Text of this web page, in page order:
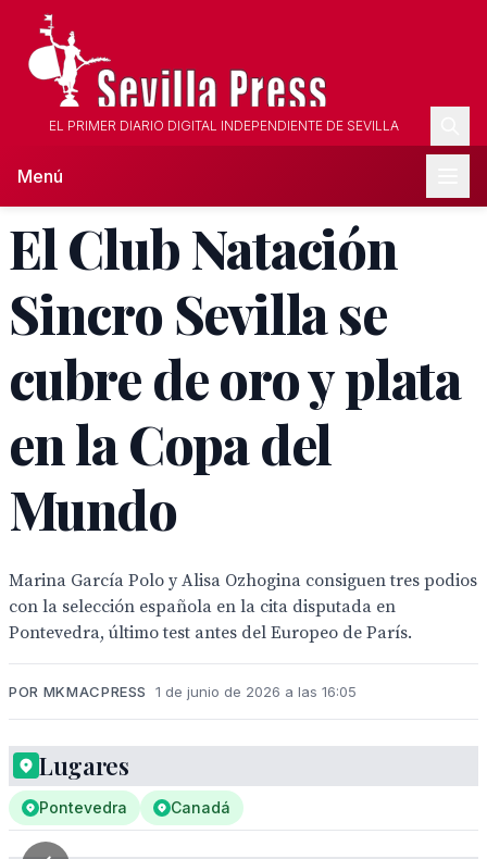
EL PRIMER DIARIO DIGITAL INDEPENDIENTE DE SEVILLA
Menú
El Club Natación
Sincro Sevilla se
cubre de oro y plata
en la Copa del
Mundo
Marina García Polo y Alisa Ozhogina consiguen tres podios
con la selección española en la cita disputada en
Pontevedra, último test antes del Europeo de París.
POR MKMACPRESS 1 de junio de 2026 a las 16:05
Lugares
Pontevedra Canadá